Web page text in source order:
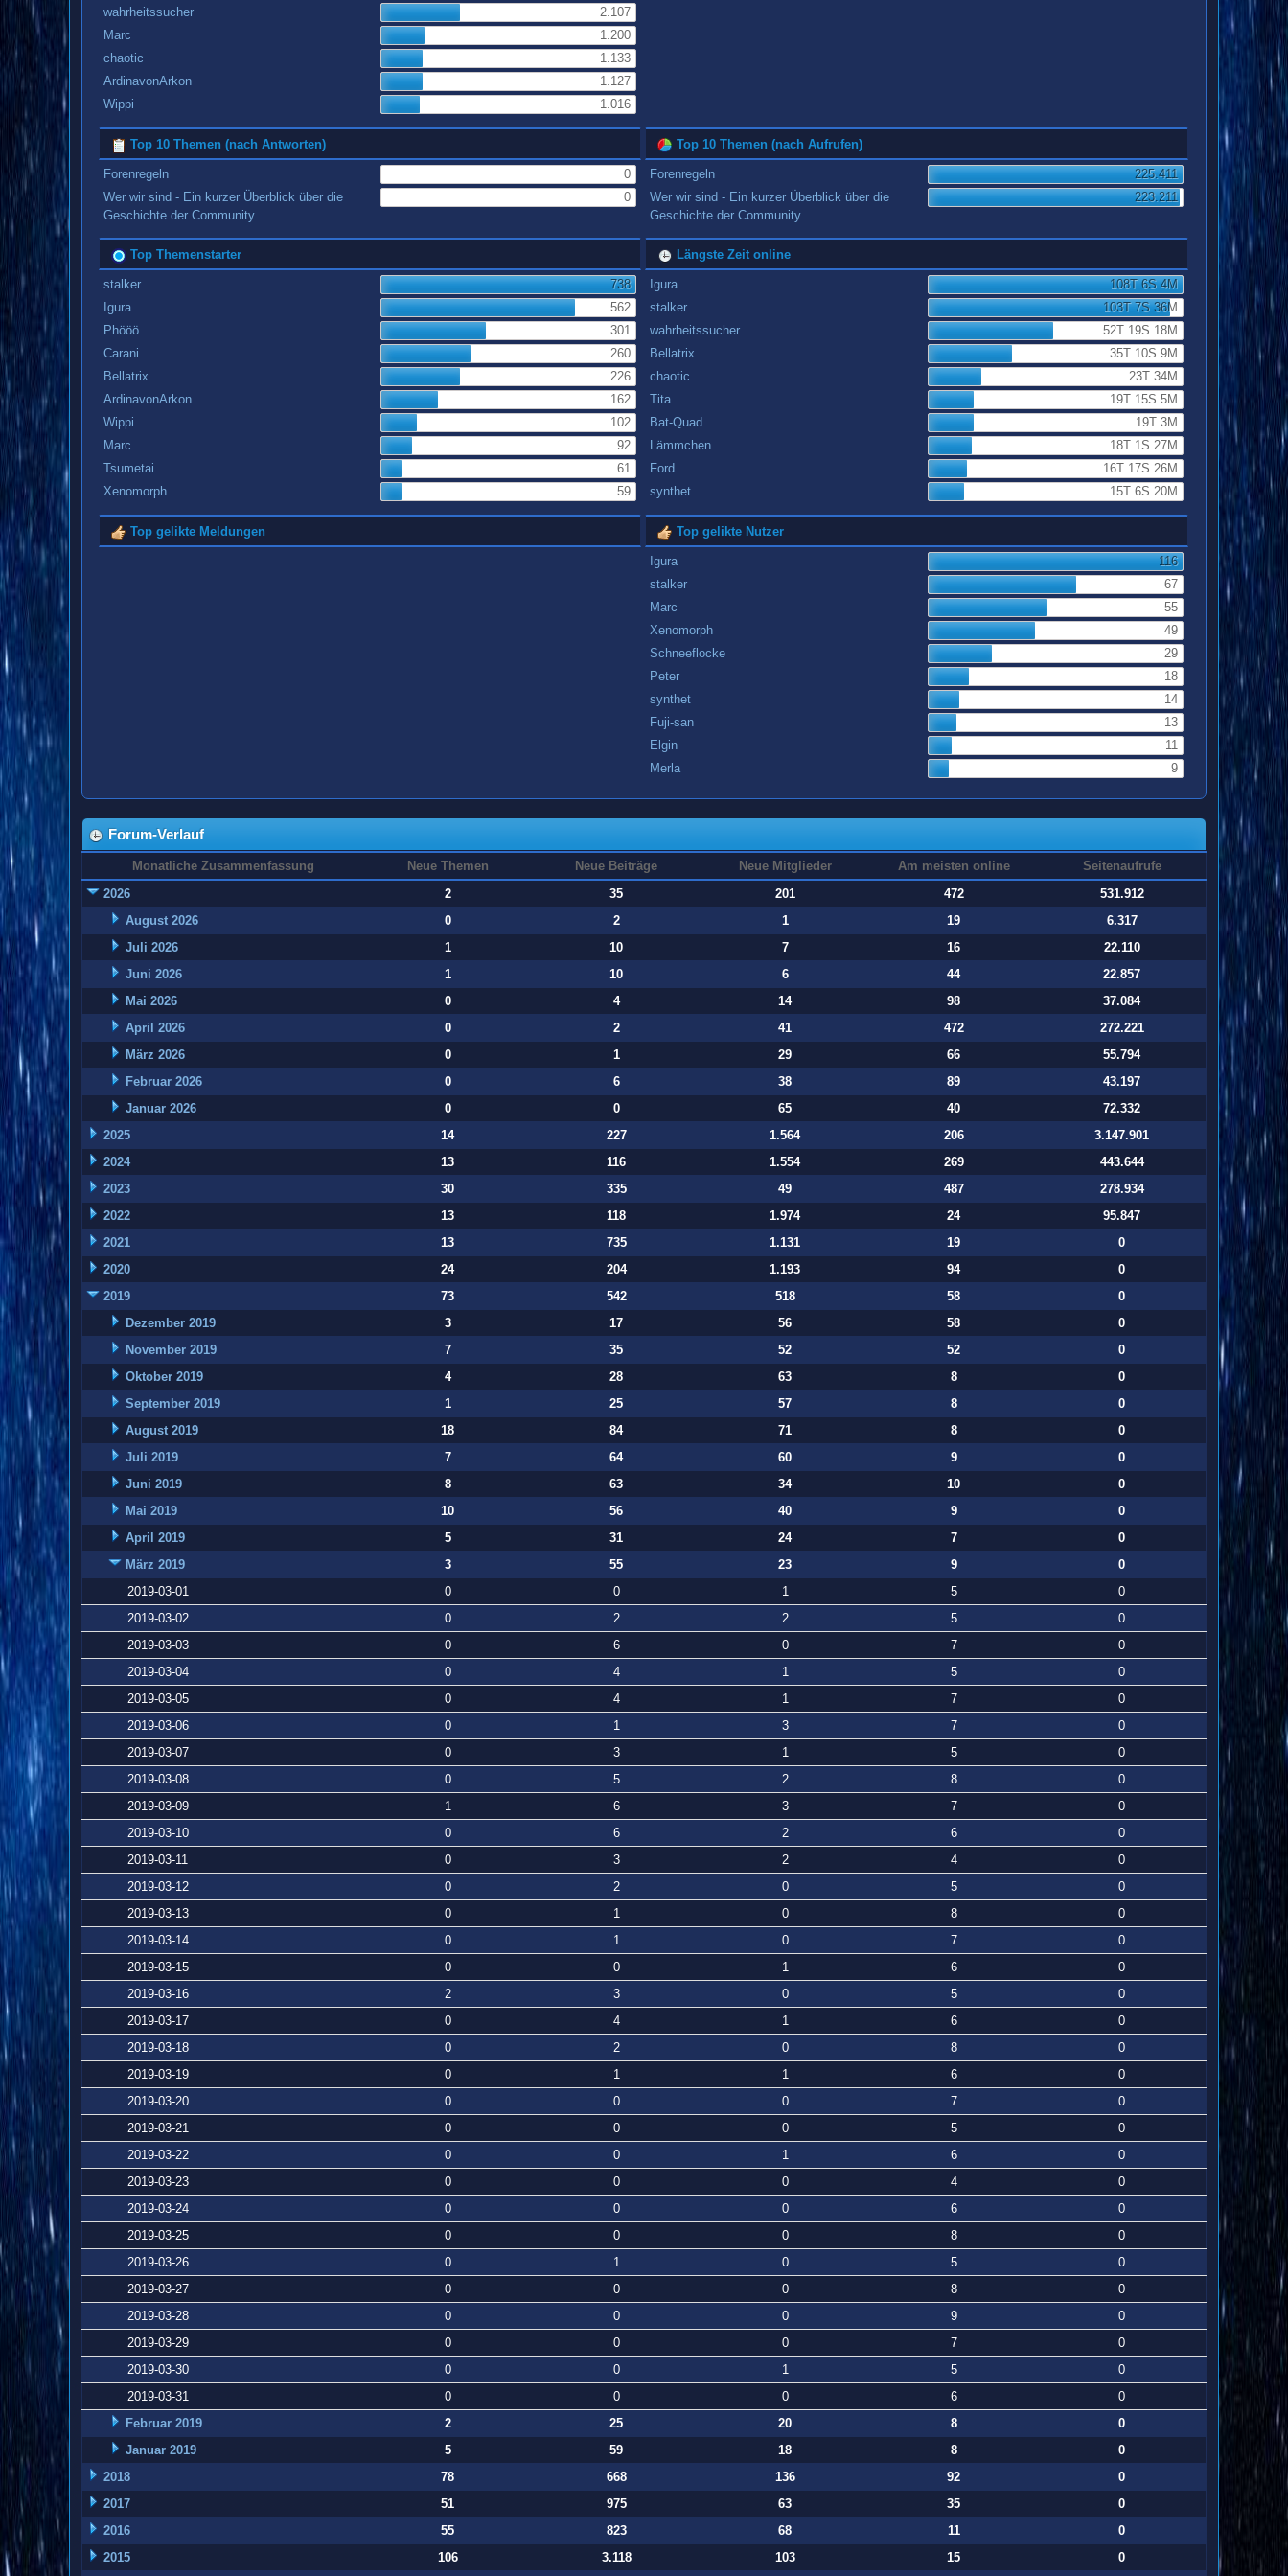
wahrheitssucher
2.107
Marc
1.200
chaotic
1.133
ArdinavonArkon
1.127
Wippi
1.016
Top 10 Themen (nach Antworten)
Forenregeln
0
Wer wir sind - Ein kurzer Überblick über die
Geschichte der Community
0
Top 10 Themen (nach Aufrufen)
Forenregeln
225.411
Wer wir sind - Ein kurzer Überblick über die
Geschichte der Community
223.211
Top Themenstarter
stalker
738
Igura
562
Phööö
301
Carani
260
Bellatrix
226
ArdinavonArkon
162
Wippi
102
Marc
92
Tsumetai
61
Xenomorph
59
Längste Zeit online
Igura
108T 6S 4M
stalker
103T 7S 36M
wahrheitssucher
52T 19S 18M
Bellatrix
35T 10S 9M
chaotic
23T 34M
Tita
19T 15S 5M
Bat-Quad
19T 3M
Lämmchen
18T 1S 27M
Ford
16T 17S 26M
synthet
15T 6S 20M
Top gelikte Meldungen Top gelikte Nutzer
Igura
116
stalker
67
Marc
55
Xenomorph
49
Schneeflocke
29
Peter
18
synthet
14
Fuji-san
13
Elgin
11
Merla
9
Forum-Verlauf
Monatliche Zusammenfassung Neue Themen Neue Beiträge Neue Mitglieder Am meisten online
Seitenaufrufe
2026
2 35 201 472
531.912
August 2026
0 2 1 19
6.317
Juli 2026
1 10 7 16
22.110
Juni 2026
1 10 6 44
22.857
Mai 2026
0 4 14 98
37.084
April 2026
0 2 41 472
272.221
März 2026
0 1 29 66
55.794
Februar 2026
0 6 38 89
43.197
Januar 2026
0 0 65 40
72.332
2025
14 227 1.564 206
3.147.901
2024
13 116 1.554 269
443.644
2023
30 335 49 487
278.934
2022
13 118 1.974 24
95.847
2021
13 735 1.131 19
0
2020
24 204 1.193 94
0
2019
73 542 518 58
0
Dezember 2019
3 17 56 58
0
November 2019
7 35 52 52
0
Oktober 2019
4 28 63 8
0
September 2019
1 25 57 8
0
August 2019
18 84 71 8
0
Juli 2019
7 64 60 9
0
Juni 2019
8 63 34 10
0
Mai 2019
10 56 40 9
0
April 2019
5 31 24 7
0
März 2019
3 55 23 9
0
2019-03-01
0 0 1 5
0
2019-03-02
0 2 2 5
0
2019-03-03
0 6 0 7
0
2019-03-04
0 4 1 5
0
2019-03-05
0 4 1 7
0
2019-03-06
0 1 3 7
0
2019-03-07
0 3 1 5
0
2019-03-08
0 5 2 8
0
2019-03-09
1 6 3 7
0
2019-03-10
0 6 2 6
0
2019-03-11
0 3 2 4
0
2019-03-12
0 2 0 5
0
2019-03-13
0 1 0 8
0
2019-03-14
0 1 0 7
0
2019-03-15
0 0 1 6
0
2019-03-16
2 3 0 5
0
2019-03-17
0 4 1 6
0
2019-03-18
0 2 0 8
0
2019-03-19
0 1 1 6
0
2019-03-20
0 0 0 7
0
2019-03-21
0 0 0 5
0
2019-03-22
0 0 1 6
0
2019-03-23
0 0 0 4
0
2019-03-24
0 0 0 6
0
2019-03-25
0 0 0 8
0
2019-03-26
0 1 0 5
0
2019-03-27
0 0 0 8
0
2019-03-28
0 0 0 9
0
2019-03-29
0 0 0 7
0
2019-03-30
0 0 1 5
0
2019-03-31
0 0 0 6
0
Februar 2019
2 25 20 8
0
Januar 2019
5 59 18 8
0
2018
78 668 136 92
0
2017
51 975 63 35
0
2016
55 823 68 11
0
2015
106 3.118 103 15 0